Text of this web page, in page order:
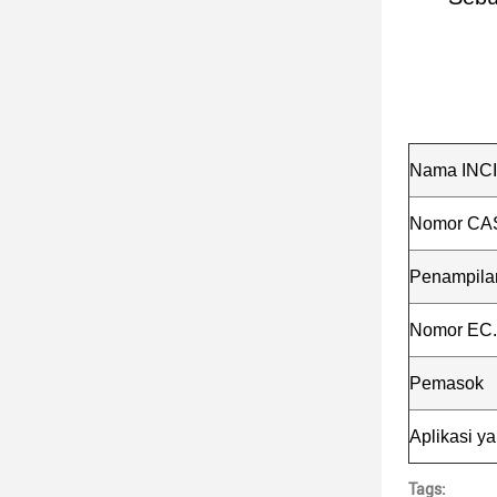
Nama INCI
Nomor
Nomor EC.
Pemasok
Aplikasi
Tags: